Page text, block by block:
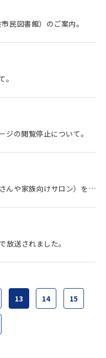
民図書館）のご案内。
ジの閲覧停止について。
向けサロン）を開催します。
放送されました。
13 14 15